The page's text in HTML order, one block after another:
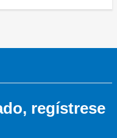
regístrese